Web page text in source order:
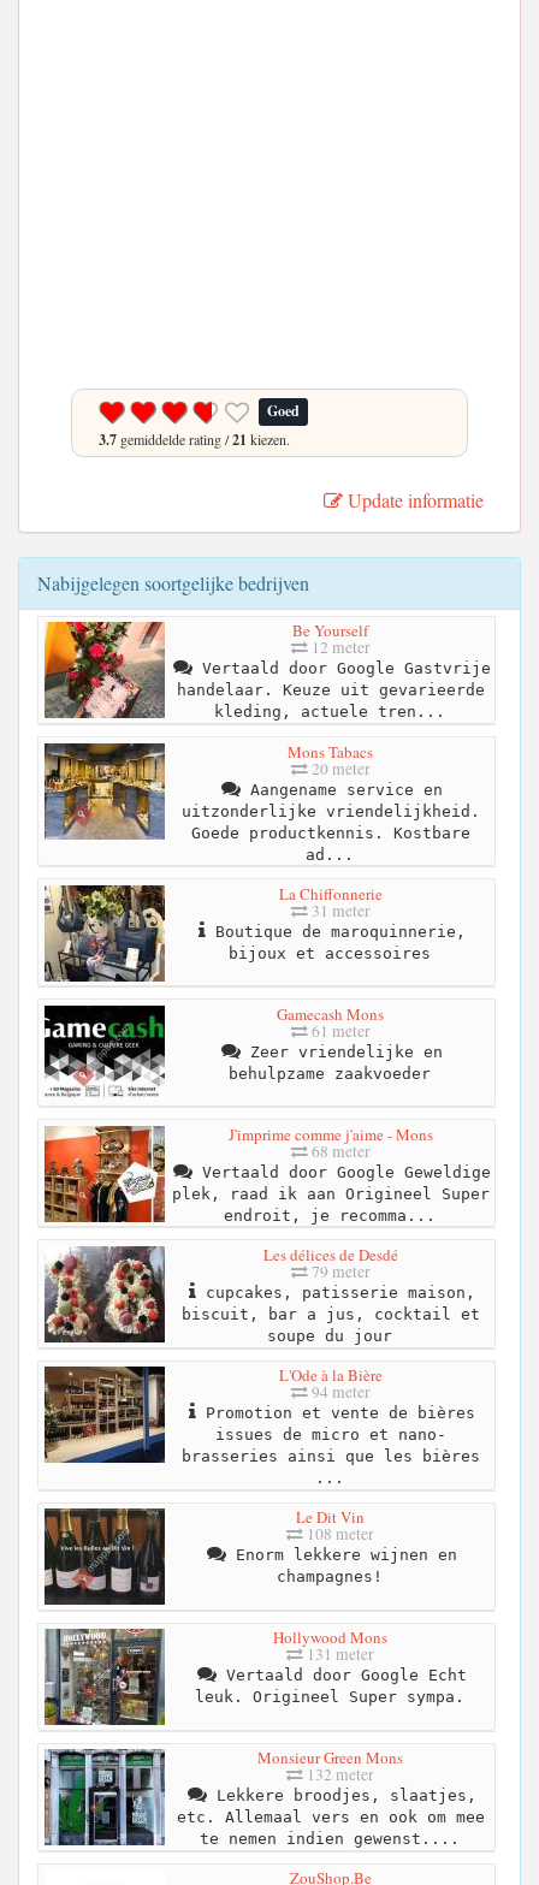
Goed
3.7 gemiddelde rating /21 kiezen.
Update informatie
Nabijgelegen soortgelijke bedrijven
Be Yourself
12 meter
Vertaald door Google Gastvrije
handelaar. Keuze uit gevarieerde
kleding, actuele tren...
Mons Tabacs
20 meter
Aangename service en
uitzonderlijke vriendelijkheid.
Goede productkennis. Kostbare
ad...
La Chiffonnerie
31 meter
Boutique de maroquinnerie,
bijoux et accessoires
Gamecash Mons
61 meter
Zeer vriendelijke en
behulpzame zaakvoeder
J'imprime comme j'aime - Mons
68 meter
Vertaald door Google Geweldige
plek, raad ik aan Origineel Super
endroit, je recomma...
Les délices de Desdé
79 meter
cupcakes, patisserie maison,
biscuit, bar a jus, cocktail et
soupe du jour
L'Ode à la Bière
94 meter
Promotion et vente de bières
issues de micro et nano-
brasseries ainsi que les bières
...
Le Dit Vin
108 meter
Enorm lekkere wijnen en
champagnes!
Hollywood Mons
131 meter
Vertaald door Google Echt
leuk. Origineel Super sympa.
Monsieur Green Mons
132 meter
Lekkere broodjes, slaatjes,
etc. Allemaal vers en ook om mee
te nemen indien gewenst....
ZouShop.Be